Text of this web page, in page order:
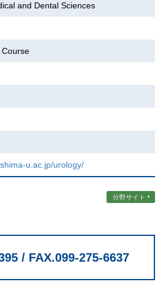
and Dental Sciences
u.ac.jp/urology/
分野サイト
/ FAX.099-275-6637